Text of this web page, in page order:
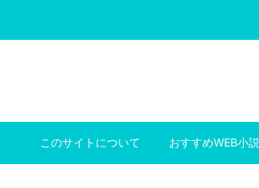
このサイトについて おすすめWEB小説